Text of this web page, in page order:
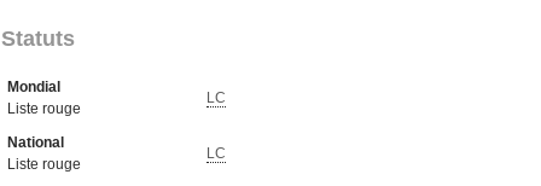
Statuts
Mondial
Liste rouge
LC
National
Liste rouge
LC